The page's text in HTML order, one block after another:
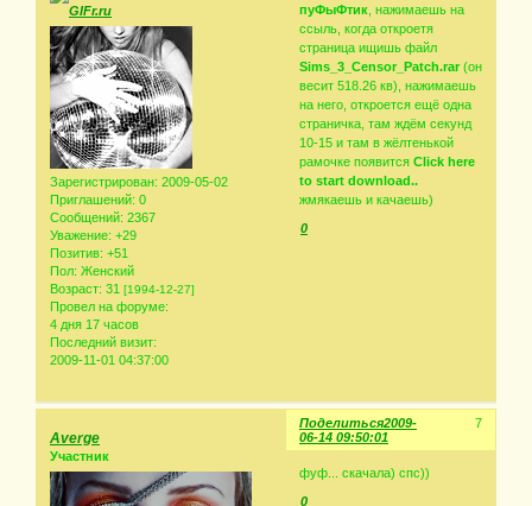
Зарегистрирован: 2009-05-02
Приглашений: 0
Сообщений: 2367
Уважение: +29
Позитив: +51
Пол: Женский
Возраст: 31 [1994-12-27]
Провел на форуме:
4 дня 17 часов
Последний визит:
2009-11-01 04:37:00
пуФыФтик , нажимаешь на
ссыль, когда откроетя
страница ищишь файл
Sims_3_Censor_Patch.rar(он
весит 518.26 кв), нажимаешь
на него, откроется ещё одна
страничка, там ждём секунд
10-15 и там в жёлтенькой
рамочке появитсяClick here
to start download..
жмякаешь и качаешь)
0
Поделиться 7
2009-
06-14 09:50:01
Averge
Участник
фуф... скачала) спс))
0